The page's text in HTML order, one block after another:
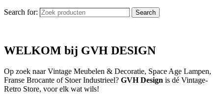
Search for: Search
WELKOM bij GVH DESIGN
Op zoek naar Vintage Meubelen & Decoratie, Space Age Lampen,
Franse Brocante of Stoer Industrieel? GVH Design is dé Vintage-
Retro Store, voor elk wat wils!